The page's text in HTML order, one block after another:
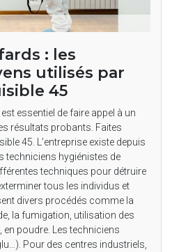
: les
utilisés par
45
essentiel de faire appel à un
résultats probants. Faites
45. L’entreprise existe depuis
techniciens hygiénistes de
techniques pour détruire
tous les individus et
divers procédés comme la
la fumigation, utilisation des
poudre. Les techniciens
Pour des centres industriels,